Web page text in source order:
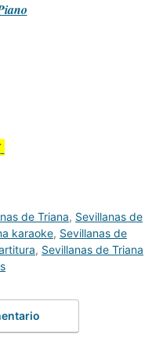
de Triana, Sevillanas de
karaoke, Sevillanas de
, Sevillanas de Triana